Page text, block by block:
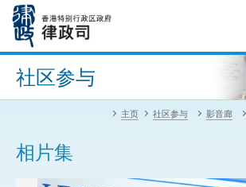
内
进阶搜寻
社区参与
主页 社区参与 影音廊
相片集